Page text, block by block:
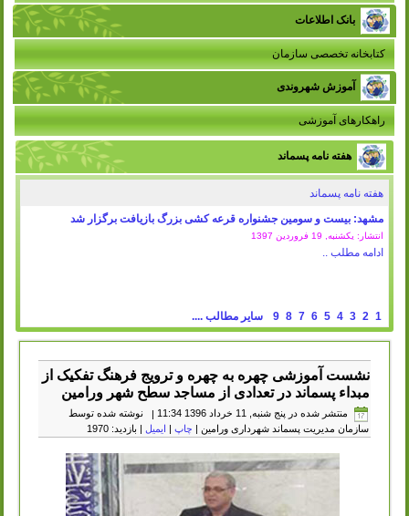
بانک اطلاعات
کتابخانه تخصصی سازمان
آموزش شهروندی
راهکارهای آموزشی
هفته نامه پسماند
هفته نامه پسماند
مشهد: بیست و سومین جشنواره قرعه کشی بزرگ بازیافت برگزار شد
انتشار: یکشنبه, 19 فروردين 1397
ادامه مطلب ..
1
2
3
4
5
6
7
8
9 سایر مطالب ....
نشست آموزشی چهره به چهره و ترویج فرهنگ تفکیک از
مبداء پسماند در تعدادی از مساجد سطح شهر ورامین
منتشر شده در پنج شنبه, 11 خرداد 1396 11:34 |
نوشته شده توسط
سازمان مدیریت پسماند شهرداری ورامین | چاپ | ایمیل | بازدید: 1970